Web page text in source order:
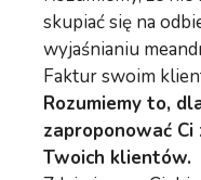
skupiać się na
wyjaśnianiu
Faktur swoim
Rozumiemy to,
zaproponować
Twoich klientów.